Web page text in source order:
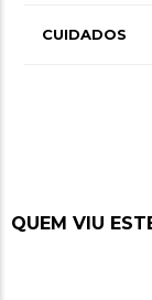
Poliamida-
CUIDADOS
QUEM VIU